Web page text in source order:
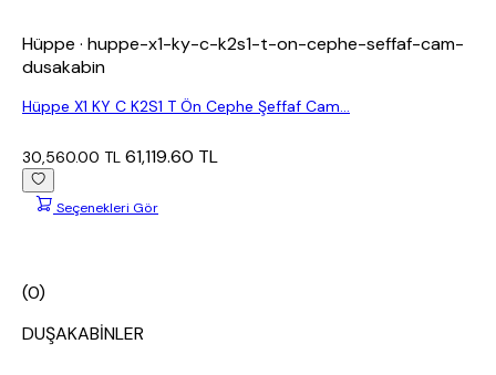
Hüppe · huppe-x1-ky-c-k2s1-t-on-cephe-seffaf-cam-
dusakabin
Hüppe X1 KY C K2S1 T Ön Cephe Şeffaf Cam...
30,560.00 TL 61,119.60 TL
Seçenekleri Gör
(0)
DUŞAKABİNLER